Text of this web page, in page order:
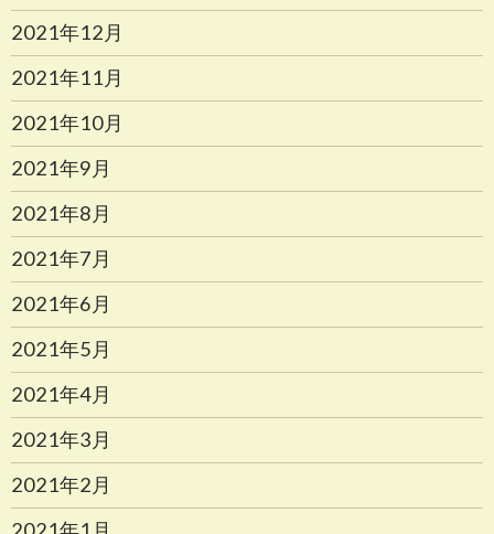
2021年12月
2021年11月
2021年10月
2021年9月
2021年8月
2021年7月
2021年6月
2021年5月
2021年4月
2021年3月
2021年2月